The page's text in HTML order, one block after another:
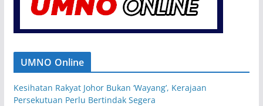
UMNO Online
Kesihatan Rakyat Johor Bukan ‘Wayang’, Kerajaan
Persekutuan Perlu Bertindak Segera